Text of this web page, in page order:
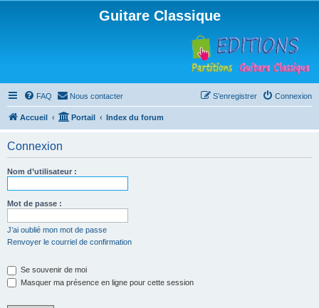
Guitare Classique
FAQ Nous contacter Connexion
S’enregistrer
Accueil Portail Index du forum
Connexion
Nom d’utilisateur :
Mot de passe :
J’ai oublié mon mot de passe
Renvoyer le courriel de confirmation
Se souvenir de moi
Masquer ma présence en ligne pour cette session